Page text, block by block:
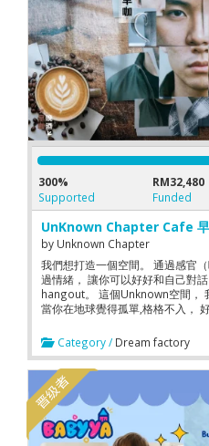
300%
Supported
RM32,480
Funded
UnKnown Chapter Cafe
by Unknown Chapter
我們想打造一個空間。 通過感官
過情緒， 讓你可以好好和自己對
hangout。 這個Unknown空間，
當你在地球覺得孤單,格格不入，
選活動， 來。接。住。你。 人生
Category / Dream factory